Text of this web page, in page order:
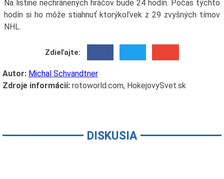
Na listine nechránených hráčov bude 24 hodín. Počas týchto
hodín si ho môže stiahnuť ktorýkoľvek z 29 zvyšných tímov
NHL.
Zdieľajte:
Autor: Michal Schvandtner
Zdroje informácií:rotoworld.com, HokejovySvet.sk
DISKUSIA